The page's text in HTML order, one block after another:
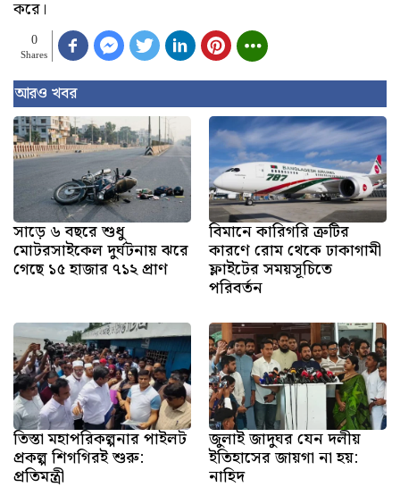
করে।
0
Shares
আরও খবর
সাড়ে ৬ বছরে শুধু
মোটরসাইকেল দুর্ঘটনায় ঝরে
গেছে ১৫ হাজার ৭১২ প্রাণ
বিমানে কারিগরি ত্রুটির
কারণে রোম থেকে ঢাকাগামী
ফ্লাইটের সময়সূচিতে
পরিবর্তন
তিস্তা মহাপরিকল্পনার পাইলট
প্রকল্প শিগগিরই শুরু:
প্রতিমন্ত্রী
জুলাই জাদুঘর যেন দলীয়
ইতিহাসের জায়গা না হয়:
নাহিদ